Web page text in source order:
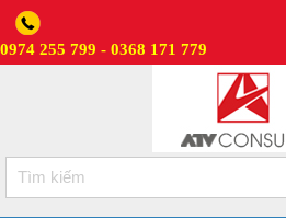
0974 255 799 - 0368 171 779